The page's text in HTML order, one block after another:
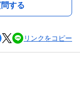
する
リンクをコピー